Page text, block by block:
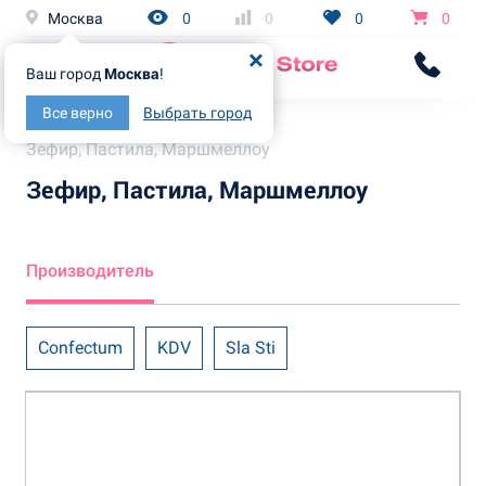
Москва
Ваш город Москва!
Все верно Выбрать город
0 0 0 0
Главная
Каталог
Зефир, Пастила, Маршмеллоу
Зефир, Пастила, Маршмеллоу
Производитель
Confectum KDV Sla Sti